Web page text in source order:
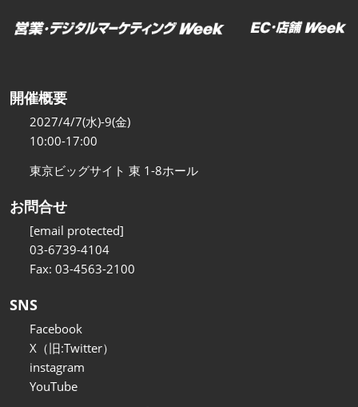
開催概要
2027/4/7(水)-9(金)
10:00-17:00
東京ビッグサイト 東 1-8ホール
お問合せ
[email protected]
03-6739-4104
Fax: 03-4563-2100
SNS
Facebook
X（旧:Twitter）
instagram
YouTube